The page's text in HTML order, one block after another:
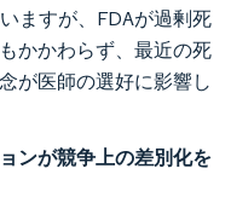
ますが、FDAが過剰死
かかわらず、最近の死
が医師の選好に影響し
ンが競争上の差別化を